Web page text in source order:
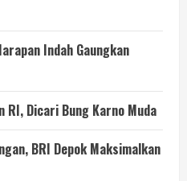
Indah Gaungkan
Dicari Bung Karno Muda
BRI Depok Maksimalkan